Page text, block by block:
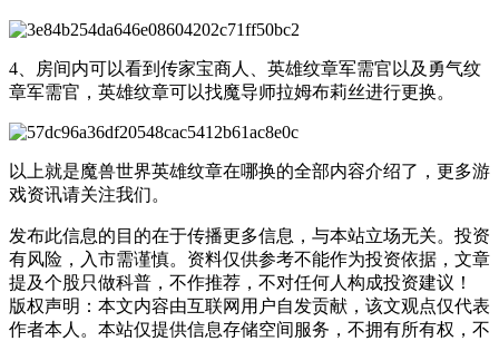
4、房间内可以看到传家宝商人、英雄纹章军需官以及勇气纹
章军需官，英雄纹章可以找魔导师拉姆布莉丝进行更换。
以上就是魔兽世界英雄纹章在哪换的全部内容介绍了，更多游
戏资讯请关注我们。
发布此信息的目的在于传播更多信息，与本站立场无关。投资
有风险，入市需谨慎。资料仅供参考不能作为投资依据，文章
提及个股只做科普，不作推荐，不对任何人构成投资建议！
版权声明：本文内容由互联网用户自发贡献，该文观点仅代表
作者本人。本站仅提供信息存储空间服务，不拥有所有权，不